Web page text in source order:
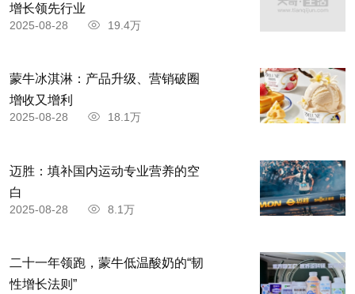
增长领先行业
2025-08-28 19.4万
蒙牛冰淇淋：产品升级、营销破圈
增收又增利
2025-08-28 18.1万
迈胜：填补国内运动专业营养的空
白
2025-08-28 8.1万
二十一年领跑，蒙牛低温酸奶的“韧
性增长法则”